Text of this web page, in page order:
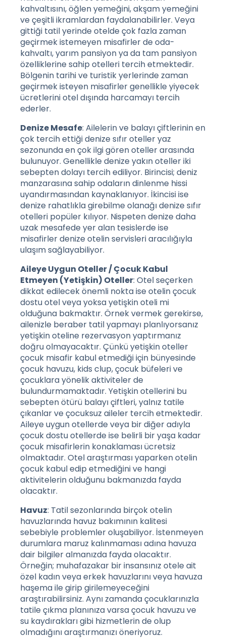
kahvaltısını, öğlen yemeğini, akşam yemeğini
ve çeşitli ikramlardan faydalanabilirler. Veya
gittiği tatil yerinde otelde çok fazla zaman
geçirmek istemeyen misafirler de oda-
kahvaltı, yarım pansiyon ya da tam pansiyon
özelliklerine sahip otelleri tercih etmektedir.
Bölgenin tarihi ve turistik yerlerinde zaman
geçirmek isteyen misafirler genellikle yiyecek
ücretlerini otel dışında harcamayı tercih
ederler.
Denize Mesafe: Ailelerin ve balayı çiftlerinin en
çok tercih ettiği denize sıfır oteller yaz
sezonunda en çok ilgi gören oteller arasında
bulunuyor. Genellikle denize yakın oteller iki
sebepten dolayı tercih ediliyor. Birincisi; deniz
manzarasına sahip odaların dinlenme hissi
uyandırmasından kaynaklanıyor. İkincisi ise
denize rahatlıkla girebilme olanağı denize sıfır
otelleri popüler kılıyor. Nispeten denize daha
uzak mesafede yer alan tesislerde ise
misafirler denize otelin servisleri aracılığıyla
ulaşım sağlayabiliyor.
Aileye Uygun Oteller / Çocuk Kabul
Etmeyen (Yetişkin) Oteller: Otel seçerken
dikkat edilecek önemli nokta ise otelin çocuk
dostu otel veya yoksa yetişkin oteli mi
olduğuna bakmaktır. Örnek vermek gerekirse,
ailenizle beraber tatil yapmayı planlıyorsanız
yetişkin oteline rezervasyon yaptırmanız
doğru olmayacaktır. Çünkü yetişkin oteller
çocuk misafir kabul etmediği için bünyesinde
çocuk havuzu, kids clup, çocuk büfeleri ve
çocuklara yönelik aktiviteler de
bulundurmamaktadır. Yetişkin otellerini bu
sebepten ötürü balayı çiftleri, yalnız tatile
çıkanlar ve çocuksuz aileler tercih etmektedir.
Aileye uygun otellerde veya bir diğer adıyla
çocuk dostu otellerde ise belirli bir yaşa kadar
çocuk misafirlerin konaklaması ücretsiz
olmaktadır. Otel araştırması yaparken otelin
çocuk kabul edip etmediğini ve hangi
aktivitelerin olduğunu bakmanızda fayda
olacaktır.
Havuz: Tatil sezonlarında birçok otelin
havuzlarında havuz bakımının kalitesi
sebebiyle problemler oluşabiliyor. İstenmeyen
durumlara maruz kalınmaması adına havuza
dair bilgiler almanızda fayda olacaktır.
Örneğin; muhafazakar bir insansınız otele ait
özel kadın veya erkek havuzlarını veya havuza
haşema ile girip girilemeyeceğini
araştırabilirsiniz. Aynı zamanda çocuklarınızla
tatile çıkma planınıza varsa çocuk havuzu ve
su kaydırakları gibi hizmetlerin de olup
olmadığını araştırmanızı öneriyoruz.